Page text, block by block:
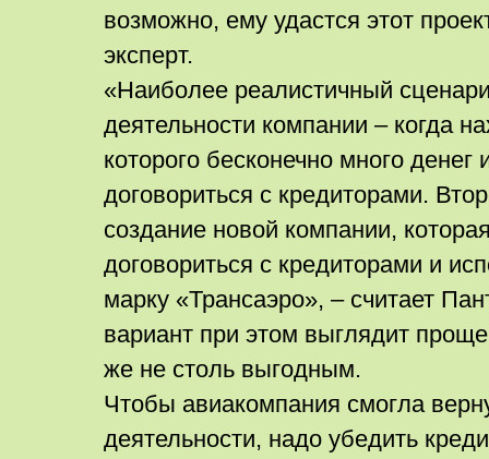
возможно, ему удастся этот
эксперт.
«Наиболее реалистичный
деятельности компании – когда
которого бесконечно много
договориться с кредиторами.
создание новой компании,
договориться с кредиторами и
марку «Трансаэро», – считает
вариант при этом выглядит
же не столь выгодным.
Чтобы авиакомпания смогла
деятельности, надо убедить